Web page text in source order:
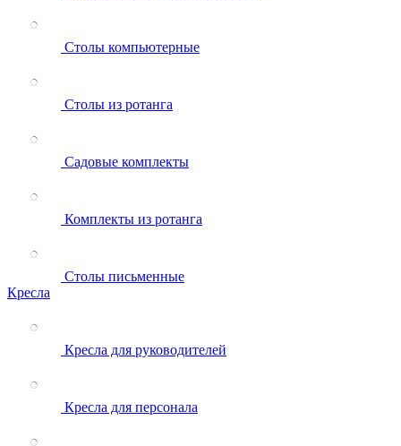
Столы компьютерные
Столы из ротанга
Садовые комплекты
Комплекты из ротанга
Столы письменные
Кресла
Кресла для руководителей
Кресла для персонала